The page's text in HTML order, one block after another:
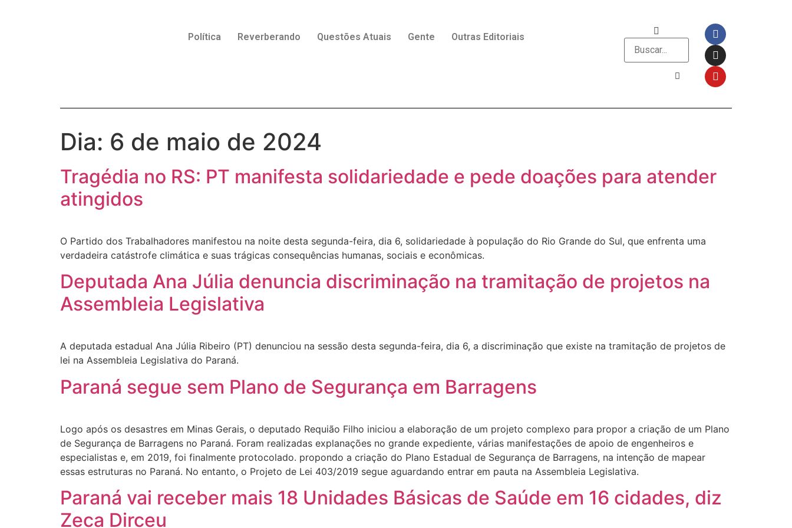
Política Reverberando Questões Atuais Gente Outras Editoriais
Dia: 6 de maio de 2024
Tragédia no RS: PT manifesta solidariedade e pede doações para atender
atingidos
O Partido dos Trabalhadores manifestou na noite desta segunda-feira, dia 6, solidariedade à população do Rio Grande do Sul, que enfrenta uma
verdadeira catástrofe climática e suas trágicas consequências humanas, sociais e econômicas.
Deputada Ana Júlia denuncia discriminação na tramitação de projetos na
Assembleia Legislativa
A deputada estadual Ana Júlia Ribeiro (PT) denunciou na sessão desta segunda-feira, dia 6, a discriminação que existe na tramitação de projetos de
lei na Assembleia Legislativa do Paraná.
Paraná segue sem Plano de Segurança em Barragens
Logo após os desastres em Minas Gerais, o deputado Requião Filho iniciou a elaboração de um projeto complexo para propor a criação de um Plano
de Segurança de Barragens no Paraná. Foram realizadas explanações no grande expediente, várias manifestações de apoio de engenheiros e
especialistas e, em 2019, foi finalmente protocolado. propondo a criação do Plano Estadual de Segurança de Barragens, na intenção de mapear
essas estruturas no Paraná. No entanto, o Projeto de Lei 403/2019 segue aguardando entrar em pauta na Assembleia Legislativa.
Paraná vai receber mais 18 Unidades Básicas de Saúde em 16 cidades, diz
Zeca Dirceu